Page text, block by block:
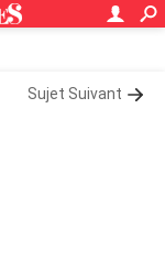
Sujet Suivant